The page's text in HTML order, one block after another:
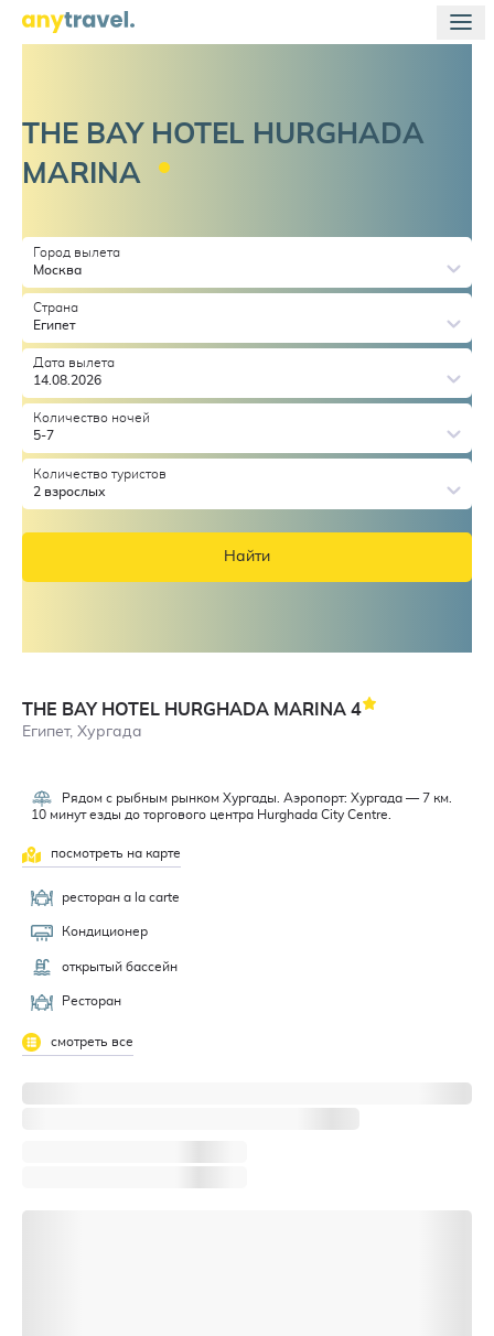
THE BAY HOTEL HURGHADA
MARINA
Город вылета
Москва
Страна
Египет
Дата вылета
14.08.2026
Количество ночей
5-7
Количество туристов
2 взрослых
Найти
THE BAY HOTEL HURGHADA MARINA 4
Египет, Хургада
Рядом с рыбным рынком Хургады. Аэропорт: Хургада — 7 км.
10 минут езды до торгового центра Hurghada City Centre.
посмотреть на карте
ресторан a la carte
Кондиционер
открытый бассейн
Ресторан
смотреть все